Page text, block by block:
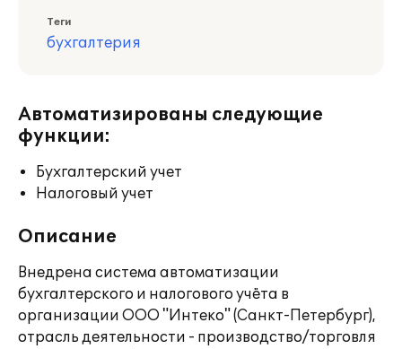
Теги
бухгалтерия
Автоматизированы следующие
функции:
Бухгалтерский учет
Налоговый учет
Описание
Внедрена система автоматизации
бухгалтерского и налогового учёта в
организации ООО "Интеко" (Санкт-Петербург),
отрасль деятельности - производство/торговля